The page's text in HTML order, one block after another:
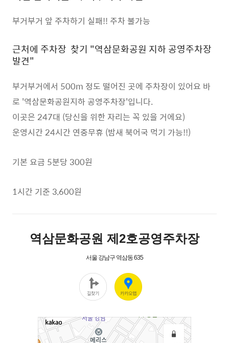
부거부거 앞 주차하기 실패!! 주차 불가능
근처에 주차장 찾기 "역삼문화공원 지하 공영주차장
발견"
부거부거에서 500m 정도 떨어진 곳에 주차장이 있어요 바
로 '역삼문화공원지하 공영주차장'입니다.
이곳은 247대 (당신을 위한 자리는 꼭 있을 거에요)
운영시간 24시간 연중무휴 (밤새 북어국 먹기 가능!!)
기본 요금 5분당 300원
1시간 기준 3,600원